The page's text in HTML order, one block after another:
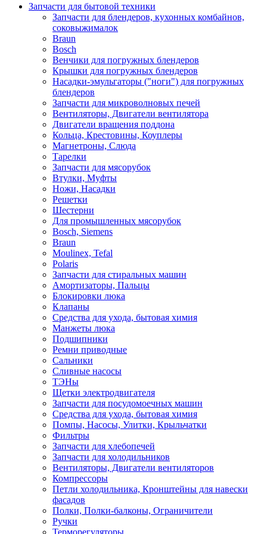
Запчасти для бытовой техники
Запчасти для блендеров, кухонных комбайнов,
соковыжималок
Braun
Bosch
Венчики для погружных блендеров
Крышки для погружных блендеров
Насадки-эмульгаторы ("ноги") для погружных
блендеров
Запчасти для микроволновых печей
Вентиляторы, Двигатели вентилятора
Двигатели вращения поддона
Кольца, Крестовины, Коуплеры
Магнетроны, Слюда
Тарелки
Запчасти для мясорубок
Втулки, Муфты
Ножи, Насадки
Решетки
Шестерни
Для промышленных мясорубок
Bosch, Siemens
Braun
Moulinex, Tefal
Polaris
Запчасти для стиральных машин
Амортизаторы, Пальцы
Блокировки люка
Клапаны
Средства для ухода, бытовая химия
Манжеты люка
Подшипники
Ремни приводные
Сальники
Сливные насосы
ТЭНы
Щетки электродвигателя
Запчасти для посудомоечных машин
Средства для ухода, бытовая химия
Помпы, Насосы, Улитки, Крыльчатки
Фильтры
Запчасти для хлебопечей
Запчасти для холодильников
Вентиляторы, Двигатели вентиляторов
Компрессоры
Петли холодильника, Кронштейны для навески
фасадов
Полки, Полки-балконы, Ограничители
Ручки
Терморегуляторы